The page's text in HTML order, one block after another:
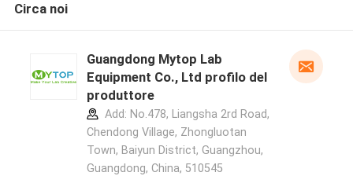
Circa noi
Guangdong Mytop Lab
Equipment Co., Ltd profilo del
produttore
Add: No.478, Liangsha 2rd Road,
Chendong Village, Zhongluotan
Town, Baiyun District, Guangzhou,
Guangdong, China, 510545